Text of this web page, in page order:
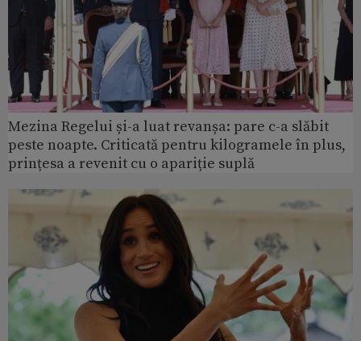
Mezina Regelui și-a luat revanșa: pare c-a slăbit
peste noapte. Criticată pentru kilogramele în plus,
prințesa a revenit cu o apariție suplă